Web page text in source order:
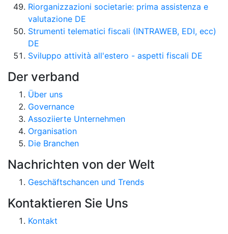
Riorganizzazioni societarie: prima assistenza e
valutazione DE
Strumenti telematici fiscali (INTRAWEB, EDI, ecc)
DE
Sviluppo attività all'estero - aspetti fiscali DE
Der verband
Über uns
Governance
Assoziierte Unternehmen
Organisation
Die Branchen
Nachrichten von der Welt
Geschäftschancen und Trends
Kontaktieren Sie Uns
Kontakt